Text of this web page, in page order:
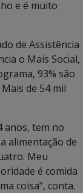
e é muito
de Assistência
o Mais Social,
93% são
de 54 mil
anos, tem no
alimentação de
Meu
é comida
coisa”, conta.